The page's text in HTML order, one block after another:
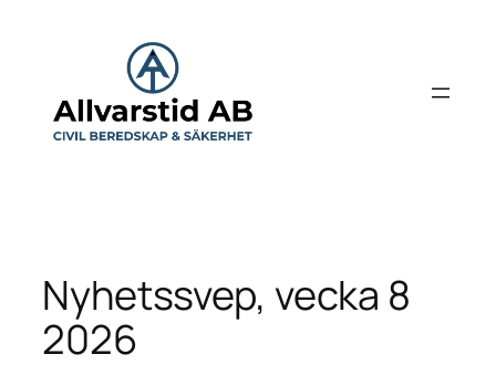
Nyhetssvep, vecka 8
2026